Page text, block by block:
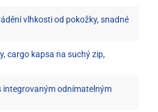
vlhkosti od pokožky, snadné
cargo kapsa na suchý zip,
integrovaným odnímatelným